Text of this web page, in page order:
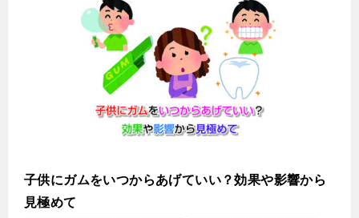
子供にガムをいつからあげていい？効果や影響から
見極めて